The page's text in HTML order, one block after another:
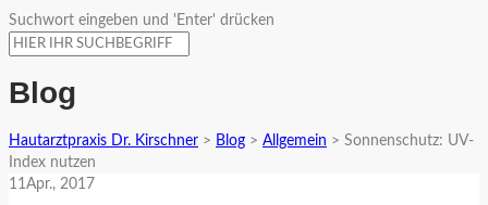
Suchwort eingeben und 'Enter' drücken
Blog
Hautarztpraxis Dr. Kirschner > Blog > Allgemein > Sonnenschutz: UV-
Index nutzen
11 Apr., 2017